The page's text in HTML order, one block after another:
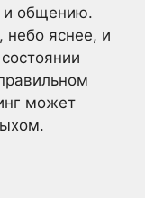
и общению.
небо яснее, и
может